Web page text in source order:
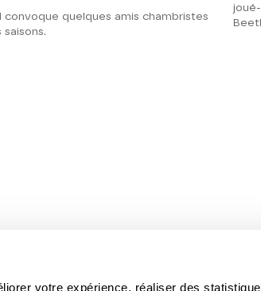
votre expérience, réaliser des
convoque quelques amis chambristes